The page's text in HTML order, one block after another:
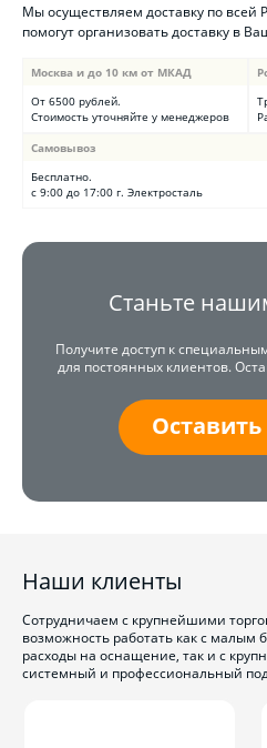
Мы осуществляем доставку по
помогут организовать доставку в
Москва и до 10 км от МКАД
От 6500 рублей.
Стоимость уточняйте у менеджеров
Самовывоз
Бесплатно.
с 9:00 до 17:00 г. Электросталь
Станьте
Получите доступ к
для постоянных клиентов.
Оставить
Наши клиенты
Сотрудничаем с крупнейшими
возможность работать как с малым
расходы на оснащение, так и с
системный и профессиональный